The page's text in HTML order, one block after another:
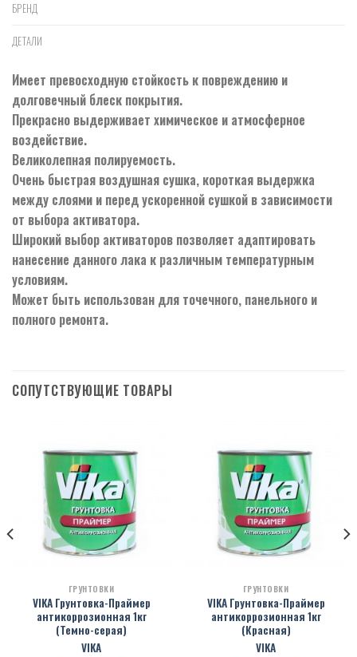
БРЕНД
ДЕТАЛИ
Имеет превосходную стойкость к повреждению и
долговечный блеск покрытия.
Прекрасно выдерживает химическое и атмосферное
воздействие.
Великолепная полируемость.
Очень быстрая воздушная сушка, короткая выдержка
между слоями и перед ускоренной сушкой в зависимости
от выбора активатора.
Широкий выбор активаторов позволяет адаптировать
нанесение данного лака к различным температурным
условиям.
Может быть использован для точечного, панельного и
полного ремонта.
СОПУТСТВУЮЩИЕ ТОВАРЫ
ГРУНТОВКИ
VIKA Грунтовка-Праймер
антикоррозионная 1кг
(Темно-серая)
VIKA
ГРУНТОВКИ
VIKA Грунтовка-Праймер
антикоррозионная 1кг
(Красная)
VIKA